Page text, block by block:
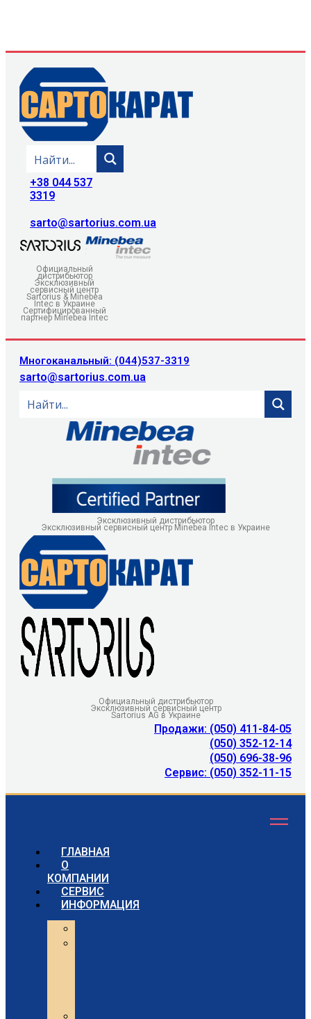
+38 044 537
3319
sarto@sartorius.com.ua
Официальный
дистрибьютор
Эксклюзивный
сервисный центр
Sartorius & Minebea
Intec в Украине
Сертифицированный
партнер Minebea Intec
Многоканальный: (044)537-3319
sarto@sartorius.com.ua
Эксклюзивный дистрибьютор
Эксклюзивный сервисный центр Minebea Intec в Украине
Официальный дистрибьютор
Эксклюзивный сервисный центр
Sartorius AG в Украине
Продажи: (050) 411-84-05
(050) 352-12-14
(050) 696-38-96
Сервис: (050) 352-11-15
ГЛАВНАЯ
О
КОМПАНИИ
СЕРВИС
ИНФОРМАЦИЯ